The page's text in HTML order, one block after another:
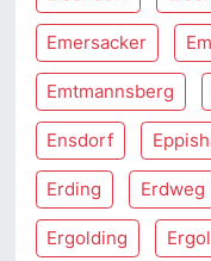
Emersacker
Emtmannsberg
Ensdorf
Erding Erdweg
Ergolding